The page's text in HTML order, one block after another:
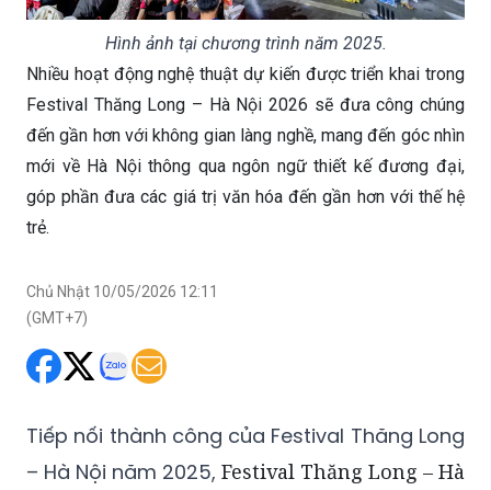
Hình ảnh tại chương trình năm 2025.
Nhiều hoạt động nghệ thuật dự kiến được triển khai trong
Festival Thăng Long – Hà Nội 2026 sẽ đưa công chúng
đến gần hơn với không gian làng nghề, mang đến góc nhìn
mới về Hà Nội thông qua ngôn ngữ thiết kế đương đại,
góp phần đưa các giá trị văn hóa đến gần hơn với thế hệ
trẻ.
Chủ Nhật 10/05/2026 12:11
(GMT+7)
Tiếp nối thành công của Festival Thăng Long
– Hà Nội năm 2025, Festival Thăng Long – Hà